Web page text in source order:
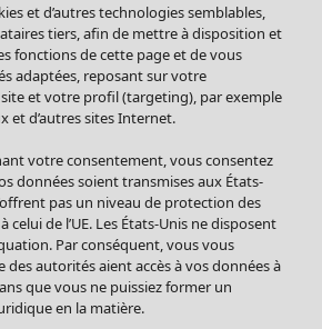
et d’autres technologies semblables,
tiers, afin de mettre à disposition et
fonctions de cette page et de vous
adaptées, reposant sur votre
et votre profil (targeting), par exemple
et d’autres sites Internet.
votre consentement, vous consentez
données soient transmises aux États-
pas un niveau de protection des
celui de l’UE. Les États-Unis ne disposent
Par conséquent, vous vous
des autorités aient accès à vos données à
que vous ne puissiez former un
en la matière.